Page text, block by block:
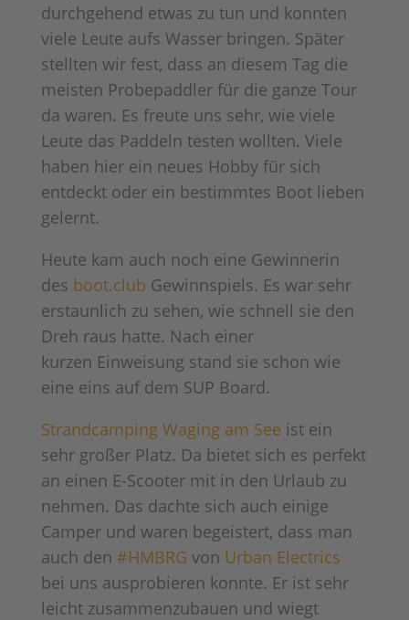
durchgehend etwas zu tun und konnten
viele Leute aufs Wasser bringen. Später
stellten wir fest, dass an diesem Tag die
meisten Probepaddler für die ganze Tour
da waren. Es freute uns sehr, wie viele
Leute das Paddeln testen wollten. Viele
haben hier ein neues Hobby für sich
entdeckt oder ein bestimmtes Boot lieben
gelernt.
Heute kam auch noch eine Gewinnerin
des boot.club Gewinnspiels. Es war sehr
erstaunlich zu sehen, wie schnell sie den
Dreh raus hatte. Nach einer
kurzen Einweisung stand sie schon wie
eine eins auf dem SUP Board.
Strandcamping Waging am See ist ein
sehr großer Platz. Da bietet sich es perfekt
an einen E-Scooter mit in den Urlaub zu
nehmen. Das dachte sich auch einige
Camper und waren begeistert, dass man
auch den #HMBRG von Urban Electrics
bei uns ausprobieren konnte. Er ist sehr
leicht zusammenzubauen und wiegt